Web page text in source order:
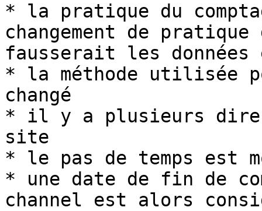
* la pratique du
changement de
fausserait les données
* la méthode utilisée
changé
* il y a plusieurs
site
* le pas de temps est
* une date de fin de
channel est alors